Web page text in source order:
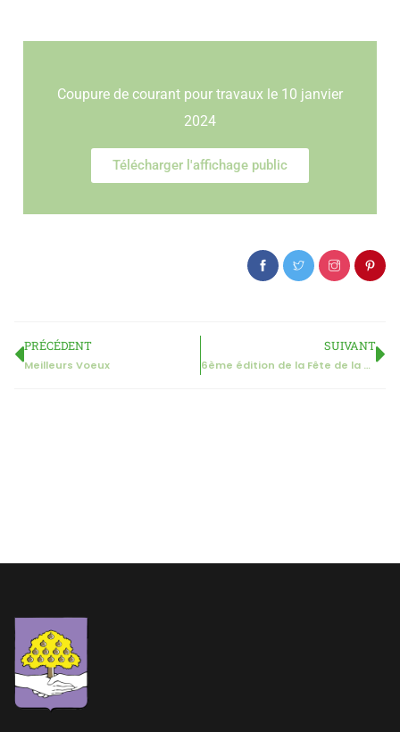
Coupure de courant pour travaux le 10 janvier
2024
Télécharger l'affichage public
PRÉCÉDENT
Meilleurs Voeux
SUIVANT
6ème édition de la Fête de la Soupe